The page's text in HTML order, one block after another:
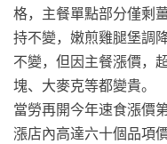
格，主餐單點部分僅剩
持不變，嫩煎雞腿堡調
不變，但因主餐漲價，
塊、大麥克等都變貴。
當勞再開今年速食漲價
漲店內高達六十個品項